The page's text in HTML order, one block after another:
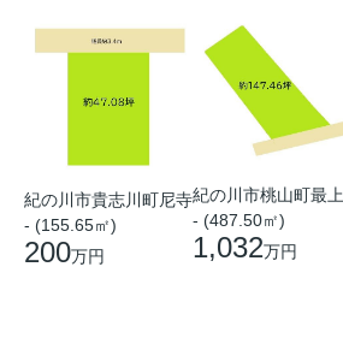
紀の川市貴志川町尼寺
- (155.65㎡)
200万円
紀の川市桃山町最上
- (487.50㎡)
1,032万円